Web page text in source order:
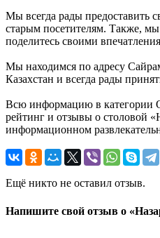
Мы всегда рады предоставить
старым посетителям. Также,
поделитесь своими
Мы находимся по адресу
Казахстан и всегда рады
Всю информацию в категории
рейтинг и отзывы о столовой
информационном
Ещё никто не оставил отзыв.
Напишите свой отзыв о